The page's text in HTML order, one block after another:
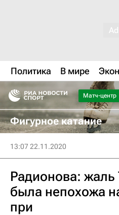
Политика В мире
Матч-центр
Фигурное катание
13:07 22.11.2020
Радионова: жаль
была непохожа
при